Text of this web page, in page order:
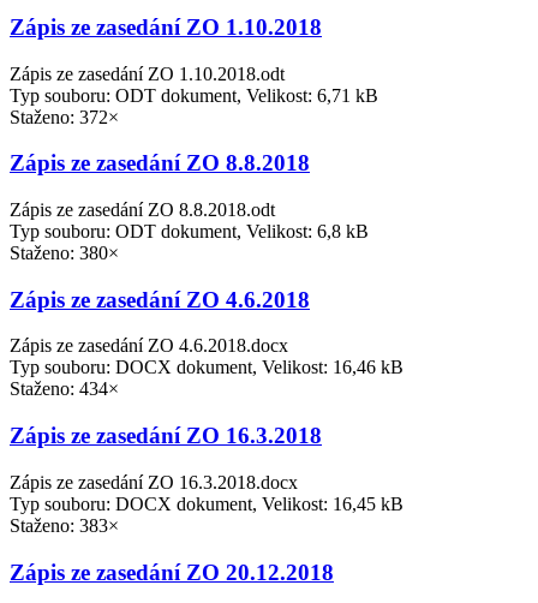
Zápis ze zasedání ZO 1.10.2018
Zápis ze zasedání ZO 1.10.2018.odt
Typ souboru: ODT dokument, Velikost: 6,71 kB
Staženo: 372×
Zápis ze zasedání ZO 8.8.2018
Zápis ze zasedání ZO 8.8.2018.odt
Typ souboru: ODT dokument, Velikost: 6,8 kB
Staženo: 380×
Zápis ze zasedání ZO 4.6.2018
Zápis ze zasedání ZO 4.6.2018.docx
Typ souboru: DOCX dokument, Velikost: 16,46 kB
Staženo: 434×
Zápis ze zasedání ZO 16.3.2018
Zápis ze zasedání ZO 16.3.2018.docx
Typ souboru: DOCX dokument, Velikost: 16,45 kB
Staženo: 383×
Zápis ze zasedání ZO 20.12.2018